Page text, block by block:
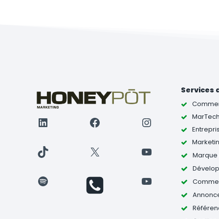
LinkedIn Facebook Instagram
TikTok X YouTube
Spotify YouTube
Services
MarTech